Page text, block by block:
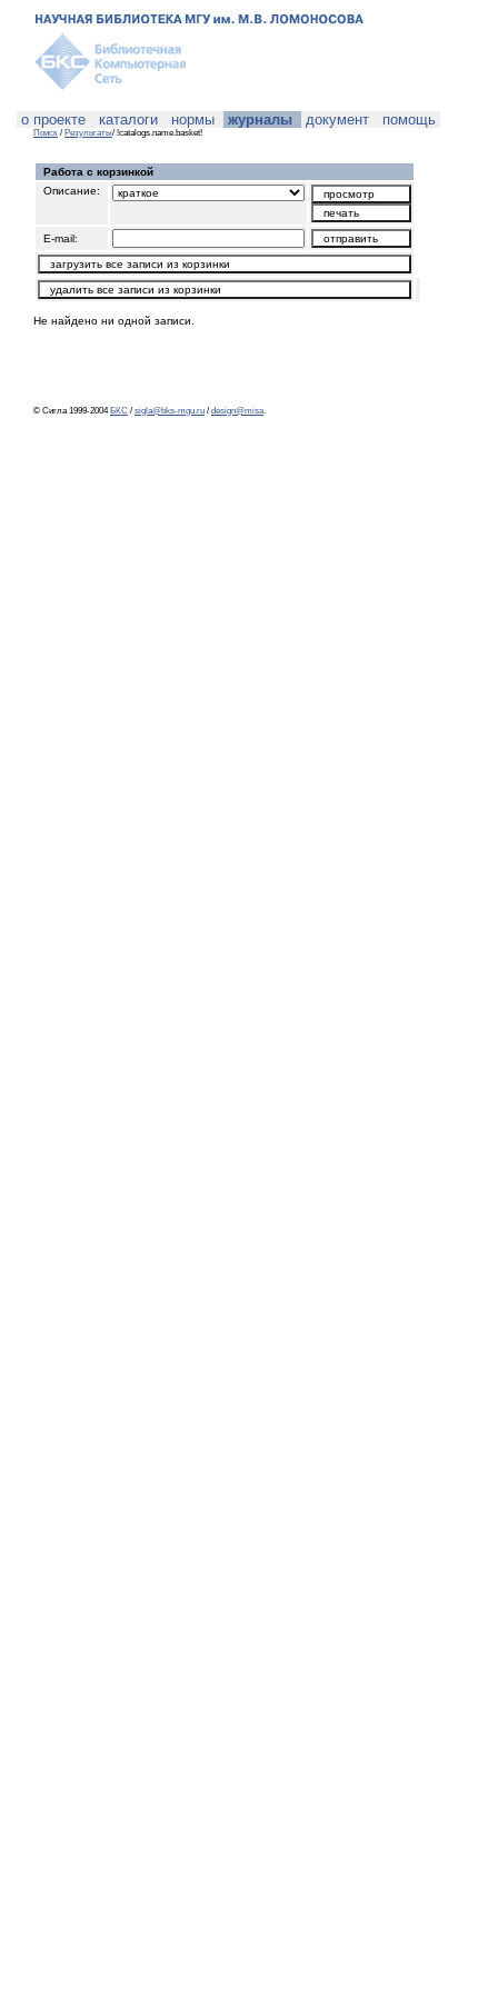
о проекте каталоги нормы журналы документ помощь
Поиск / Результаты/ !catalogs.name.basket!
Работа с корзинкой
Описание:
E-mail:
Не найдено ни одной записи.
© Сигла 1999-2004 БКС / sigla@bks-mgu.ru / design@misa.